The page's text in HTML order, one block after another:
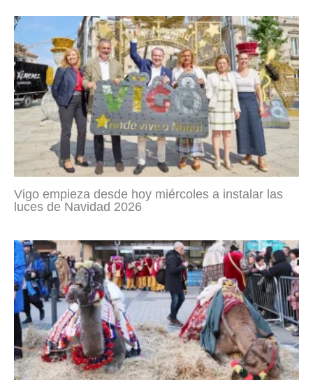
Vigo empieza desde hoy miércoles a instalar las
luces de Navidad 2026